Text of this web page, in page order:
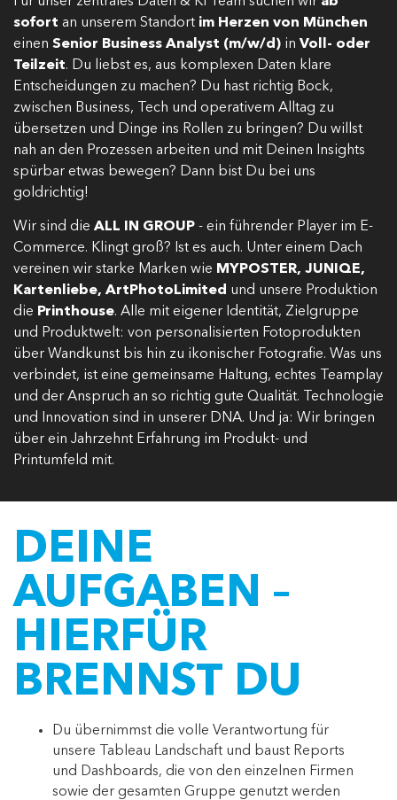
sofort an unserem Standort im Herzen von München
einen Senior Business Analyst (m/w/d) in Voll- oder
Teilzeit. Du liebst es, aus komplexen Daten klare
Entscheidungen zu machen? Du hast richtig Bock,
zwischen Business, Tech und operativem Alltag zu
übersetzen und Dinge ins Rollen zu bringen? Du willst
nah an den Prozessen arbeiten und mit Deinen Insights
spürbar etwas bewegen? Dann bist Du bei uns
goldrichtig!
Wir sind die ALL IN GROUP - ein führender Player im E-
Commerce. Klingt groß? Ist es auch. Unter einem Dach
vereinen wir starke Marken wie MYPOSTER, JUNIQE,
Kartenliebe, ArtPhotoLimited und unsere Produktion
die Printhouse. Alle mit eigener Identität, Zielgruppe
und Produktwelt: von personalisierten Fotoprodukten
über Wandkunst bis hin zu ikonischer Fotografie. Was uns
verbindet, ist eine gemeinsame Haltung, echtes Teamplay
und der Anspruch an so richtig gute Qualität. Technologie
und Innovation sind in unserer DNA. Und ja: Wir bringen
über ein Jahrzehnt Erfahrung im Produkt- und
Printumfeld mit.
DEINE
AUFGABEN –
HIERFÜR
BRENNST DU
Du übernimmst die volle Verantwortung für
unsere Tableau Landschaft und baust Reports
und Dashboards, die von den einzelnen Firmen
sowie der gesamten Gruppe genutzt werden